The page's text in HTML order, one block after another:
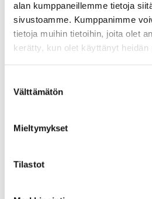
alan kumppaneillemme tietoja
sivustoamme. Kumppanimme
tietoja muihin tietoihin, joita olet
kerätty, kun olet käyttänyt heidän
valinta
Välttämätön
Mieltymykset
Tilastot
Kielitaito
turvallisuutta –
Språkkunskaper
Finlands säkerhet